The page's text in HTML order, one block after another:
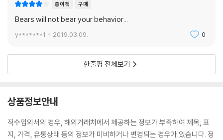
종이책 구매
Bears will not bear your behavior...
y*******1 2019.03.09. 0
한줄평 전체보기
상품정보안내
직수입외서의 경우, 해외거래처에서 제공하는 정보가 부족하여 제목, 표
지, 가격, 유통상태 등의 정보가 미비하거나 변경되는 경우가 있습니다. 정